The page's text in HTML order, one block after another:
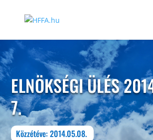
ELNÖKSÉGI ÜLÉS
7.
Közzétéve: 2014.05.08.